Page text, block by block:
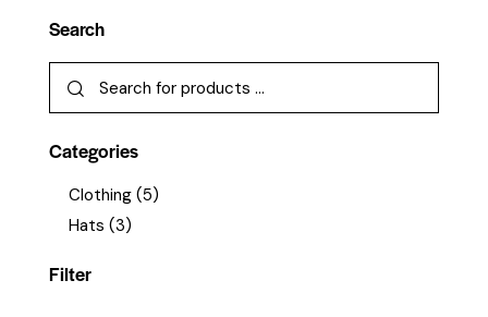
Search
Categories
Clothing (5)
Hats (3)
Filter